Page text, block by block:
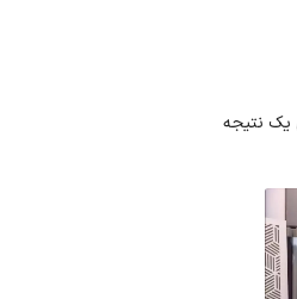
نتیجه